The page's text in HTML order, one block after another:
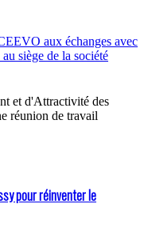
et d'Attractivité des
réunion de travail
pour réinventer le